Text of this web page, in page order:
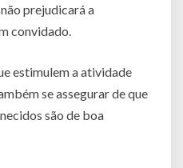
prejudicará a
convidado.
estimulem a atividade
se assegurar de que
são de boa